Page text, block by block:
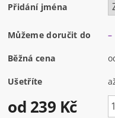
Přidání jména
Můžeme doručit do –
Běžná cena
Ušetříte
od 239 Kč